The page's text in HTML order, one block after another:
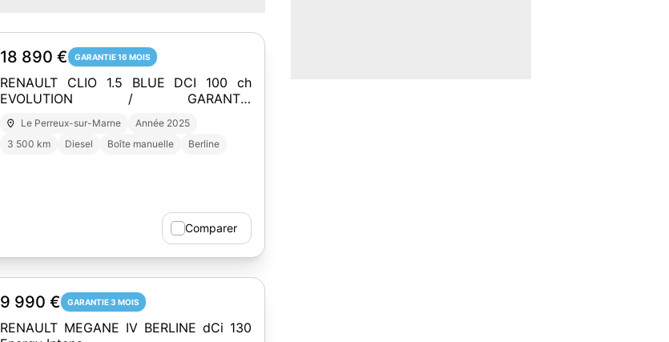
18 890 € GARANTIE 16 MOIS
RENAULT CLIO 1.5 BLUE DCI 100 ch
EVOLUTION / GARANTIE
CONSTRUCTEUR
Le Perreux-sur-Marne
Année 2025
3 500 km
Diesel Boîte manuelle Berline
Comparer
9 990 € GARANTIE 3 MOIS
RENAULT MEGANE IV BERLINE dCi 130